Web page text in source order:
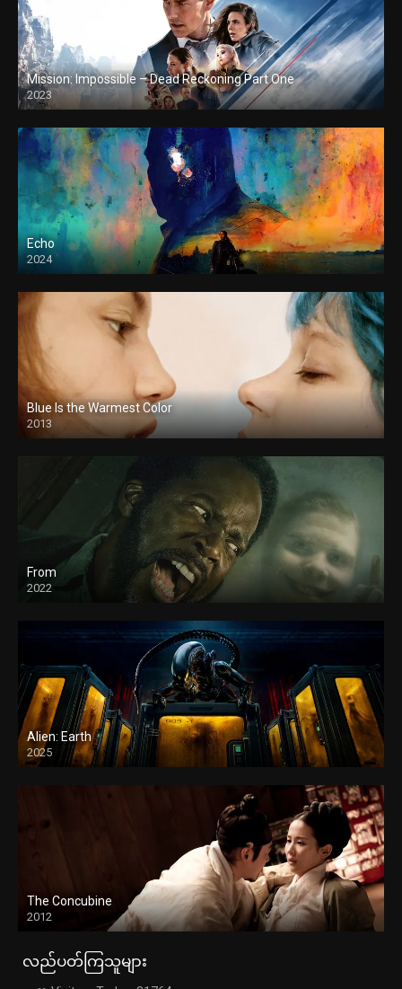
Mission: Impossible – Dead Reckoning Part One
2023
Echo
2024
Blue Is the Warmest Color
2013
From
2022
Alien: Earth
2025
The Concubine
2012
လည်ပတ်ကြသူများ